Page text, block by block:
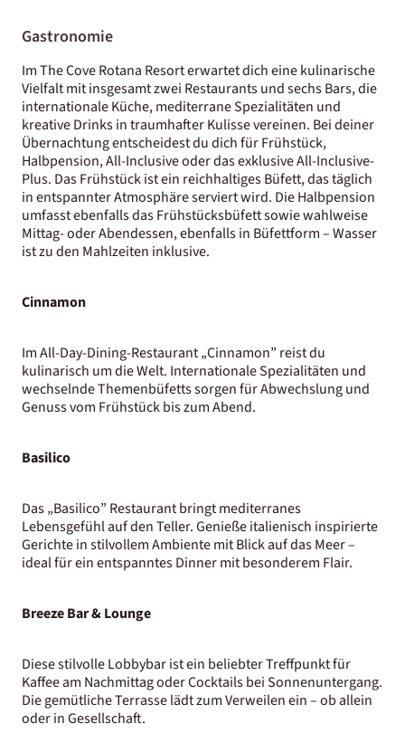
Gastronomie
Im The Cove Rotana Resort erwartet dich eine kulinarische
Vielfalt mit insgesamt zwei Restaurants und sechs Bars, die
internationale Küche, mediterrane Spezialitäten und
kreative Drinks in traumhafter Kulisse vereinen. Bei deiner
Übernachtung entscheidest du dich für Frühstück,
Halbpension, All-Inclusive oder das exklusive All-Inclusive-
Plus. Das Frühstück ist ein reichhaltiges Büfett, das täglich
in entspannter Atmosphäre serviert wird. Die Halbpension
umfasst ebenfalls das Frühstücksbüfett sowie wahlweise
Mittag- oder Abendessen, ebenfalls in Büfettform – Wasser
ist zu den Mahlzeiten inklusive.
Cinnamon
Im All-Day-Dining-Restaurant „Cinnamon” reist du
kulinarisch um die Welt. Internationale Spezialitäten und
wechselnde Themenbüfetts sorgen für Abwechslung und
Genuss vom Frühstück bis zum Abend.
Basilico
Das „Basilico” Restaurant bringt mediterranes
Lebensgefühl auf den Teller. Genieße italienisch inspirierte
Gerichte in stilvollem Ambiente mit Blick auf das Meer –
ideal für ein entspanntes Dinner mit besonderem Flair.
Breeze Bar & Lounge
Diese stilvolle Lobbybar ist ein beliebter Treffpunkt für
Kaffee am Nachmittag oder Cocktails bei Sonnenuntergang.
Die gemütliche Terrasse lädt zum Verweilen ein – ob allein
oder in Gesellschaft.